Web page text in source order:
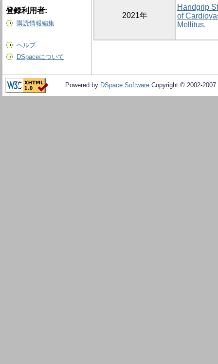
登録利用者:
購読情報編集
ヘルプ
DSpaceについて
2021年
Handgrip
of
Mellitus.
Powered by DSpace Software Copyright © 2002-2007